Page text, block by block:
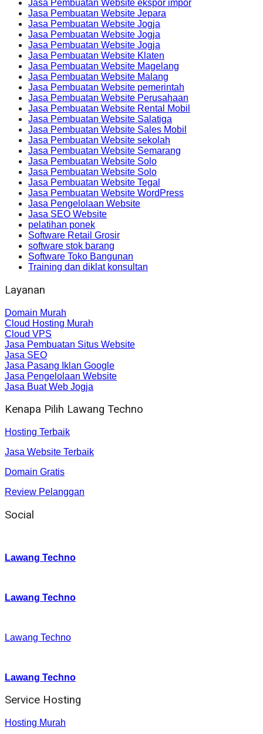
Jasa Pembuatan Website ekspor impor
Jasa Pembuatan Website Jepara
Jasa Pembuatan Website Jogja
Jasa Pembuatan Website Jogja
Jasa Pembuatan Website Jogja
Jasa Pembuatan Website Klaten
Jasa Pembuatan Website Magelang
Jasa Pembuatan Website Malang
Jasa Pembuatan Website pemerintah
Jasa Pembuatan Website Perusahaan
Jasa Pembuatan Website Rental Mobil
Jasa Pembuatan Website Salatiga
Jasa Pembuatan Website Sales Mobil
Jasa Pembuatan Website sekolah
Jasa Pembuatan Website Semarang
Jasa Pembuatan Website Solo
Jasa Pembuatan Website Solo
Jasa Pembuatan Website Tegal
Jasa Pembuatan Website WordPress
Jasa Pengelolaan Website
Jasa SEO Website
pelatihan ponek
Software Retail Grosir
software stok barang
Software Toko Bangunan
Training dan diklat konsultan
Layanan
Domain Murah
Cloud Hosting Murah
Cloud VPS
Jasa Pembuatan Situs Website
Jasa SEO
Jasa Pasang Iklan Google
Jasa Pengelolaan Website
Jasa Buat Web Jogja
Kenapa Pilih Lawang Techno
Hosting Terbaik
Jasa Website Terbaik
Domain Gratis
Review Pelanggan
Social
Lawang Techno
Lawang Techno
Lawang Techno
Lawang Techno
Service Hosting
Hosting Murah